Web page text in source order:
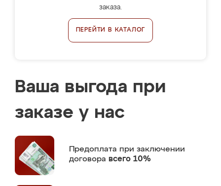
заказа.
ПЕРЕЙТИ В КАТАЛОГ
Ваша выгода при
заказе у нас
Предоплата при заключении
договора всего 10%